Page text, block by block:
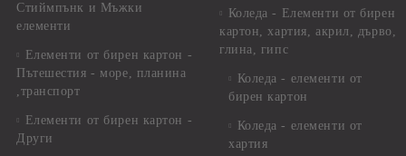
Стиймпънк и Мъжки
елементи
Елементи от бирен картон -
Пътешестия - море, планина
,транспорт
Елементи от бирен картон -
Други
Коледа - Eлементи от бирен
картон, хартия, акрил, дърво,
глина, гипс
Коледа - елементи от
бирен картон
Коледа - елементи от
хартия